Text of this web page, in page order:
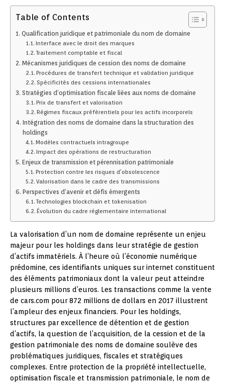
Table of Contents
Qualification juridique et patrimoniale du nom de domaine
Interface avec le droit des marques
Traitement comptable et fiscal
Mécanismes juridiques de cession des noms de domaine
Procédures de transfert technique et validation juridique
Spécificités des cessions internationales
Stratégies d’optimisation fiscale liées aux noms de domaine
Prix de transfert et valorisation
Régimes fiscaux préférentiels pour les actifs incorporels
Intégration des noms de domaine dans la structuration des
holdings
Modèles contractuels intragroupe
Impact des opérations de restructuration
Enjeux de transmission et pérennisation patrimoniale
Protection contre les risques d’obsolescence
Valorisation dans le cadre des transmissions
Perspectives d’avenir et défis émergents
Technologies blockchain et tokenisation
Évolution du cadre réglementaire international
La valorisation d’un nom de domaine représente un enjeu
majeur pour les holdings dans leur stratégie de gestion
d’actifs immatériels. À l’heure où l’économie numérique
prédomine, ces identifiants uniques sur internet constituent
des éléments patrimoniaux dont la valeur peut atteindre
plusieurs millions d’euros. Les transactions comme la vente
de cars.com pour 872 millions de dollars en 2017 illustrent
l’ampleur des enjeux financiers. Pour les holdings,
structures par excellence de détention et de gestion
d’actifs, la question de l’acquisition, de la cession et de la
gestion patrimoniale des noms de domaine soulève des
problématiques juridiques, fiscales et stratégiques
complexes. Entre protection de la propriété intellectuelle,
optimisation fiscale et transmission patrimoniale, le nom de